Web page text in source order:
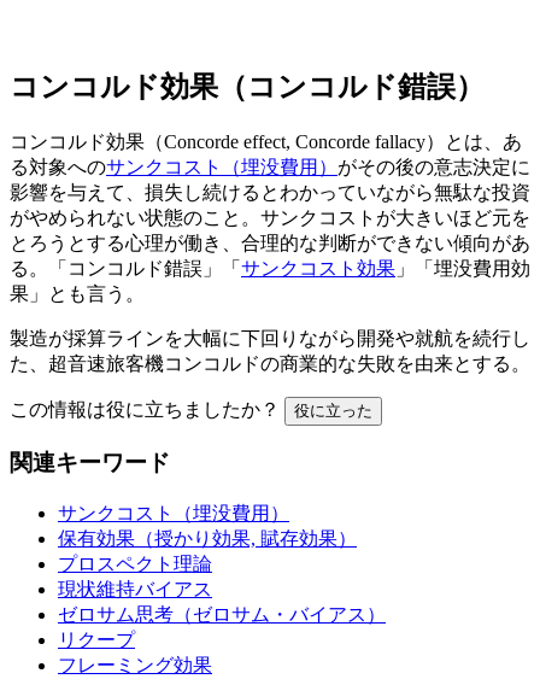
コンコルド効果（コンコルド錯誤）
コンコルド効果（Concorde effect, Concorde fallacy）とは、あ
る対象へのサンクコスト（埋没費用） がその後の意志決定に
影響を与えて、損失し続けるとわかっていながら無駄な投資
がやめられない状態のこと。サンクコストが大きいほど元を
とろうとする心理が働き、合理的な判断ができない傾向があ
る。「コンコルド錯誤」「 サンクコスト効果 」「埋没費用効
果」とも言う。
製造が採算ラインを大幅に下回りながら開発や就航を続行し
た、超音速旅客機コンコルドの商業的な失敗を由来とする。
この情報は役に立ちましたか？ 役に立った
関連キーワード
サンクコスト（埋没費用）
保有効果（授かり効果, 賦存効果）
プロスペクト理論
現状維持バイアス
ゼロサム思考（ゼロサム・バイアス）
リクープ
フレーミング効果